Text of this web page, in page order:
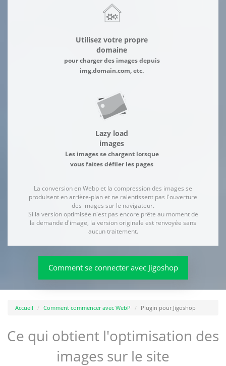
Utilisez votre propre
domaine
pour charger des images depuis
img.domain.com, etc.
Lazy load
images
Les images se chargent lorsque
vous faites défiler les pages
La conversion en Webp et la compression des images se
produisent en arrière-plan et ne ralentissent pas l'ouverture
des images sur le navigateur.
Si la version optimisée n'est pas encore prête au moment de
la demande d'image, la version originale est renvoyée sans
aucun traitement.
Comment se connecter avec Jigoshop
Accueil Comment commencer avec WebP Plugin pour Jigoshop
Ce qui obtient l'optimisation des
images sur le site